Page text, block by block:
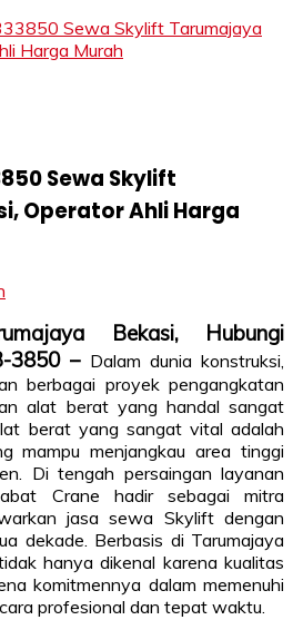
Sewa Skylift Tarumajaya
Harga Murah
Sewa Skylift
Operator Ahli Harga
Bekasi, Hubungi
3850 – Dalam dunia konstruksi,
berbagai proyek pengangkatan
alat berat yang handal sangat
berat yang sangat vital adalah
mampu menjangkau area tinggi
Di tengah persaingan layanan
Crane hadir sebagai mitra
jasa sewa Skylift dengan
dekade. Berbasis di Tarumajaya
hanya dikenal karena kualitas
komitmennya dalam memenuhi
profesional dan tepat waktu.